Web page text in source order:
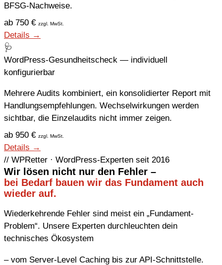
BFSG-Nachweise.
ab 750 € zzgl. MwSt.
Details →
🩺
WordPress-Gesundheitscheck — individuell
konfigurierbar
Mehrere Audits kombiniert, ein konsolidierter Report mit
Handlungsempfehlungen. Wechselwirkungen werden
sichtbar, die Einzelaudits nicht immer zeigen.
ab 950 € zzgl. MwSt.
Details →
// WPRetter · WordPress-Experten seit 2016
Wir lösen nicht nur den Fehler –
bei Bedarf bauen wir das Fundament auch
wieder auf.
Wiederkehrende Fehler sind meist ein „Fundament-
Problem“. Unsere Experten durchleuchten dein
technisches Ökosystem
– vom Server-Level Caching bis zur API-Schnittstelle.